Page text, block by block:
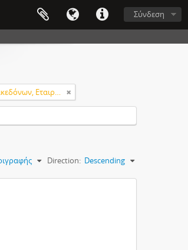
Σύνδεση
Κέντρο Αποδήμων Μακεδόνων, Εταιρεία Μακεδονικών Σπουδών.
Direction: Descending